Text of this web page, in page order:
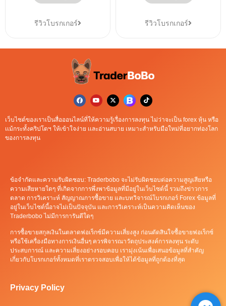
รีวิวโบรกเกอร์ รีวิวโบรกเกอร์
เว็บไซต์ของเราเป็นสื่อออนไลน์ที่ให้ความรู้เรื่องการลงทุน ไม่ว่าจะเป็น forex หุ้น หรือ
เเม้กระทั้งคริปโตฯ ให้เข้าใจง่าย เเละอ่านสบาย เหมาะสำหรับมือใหม่ที่อยากท่องโลก
ของการลงทุน
ข้อจำกัดและความรับผิดชอบ: Traderbobo จะไม่รับผิดชอบต่อความสูญเสียหรือ
ความเสียหายใดๆ ที่เกิดจากการพึ่งพาข้อมูลที่มีอยู่ในเว็บไซต์นี้ รวมถึงข่าวการ
ตลาด การวิเคราะห์ สัญญาณการซื้อขาย และบทวิจารณ์โบรกเกอร์ Forex ข้อมูลที่
อยู่ในเว็บไซต์นี้อาจไม่เป็นปัจจุบัน และการวิเคราะห์เป็นความคิดเห็นของ
Traderbobo ไม่มีการการันตีใดๆ
การซื้อขายสกุลเงินในตลาดฟอเร็กซ์มีความเสี่ยงสูง ก่อนตัดสินใจซื้อขายฟอเร็กซ์
หรือใช้เครื่องมือทางการเงินอื่นๆ ควรพิจารณาวัตถุประสงค์การลงทุน ระดับ
ประสบการณ์ และความเสี่ยงอย่างรอบคอบ เรามุ่งเน้นเพื่อเสนอข้อมูลที่สำคัญ
เกี่ยวกับโบรกเกอร์ทั้งหมดที่เราตรวจสอบเพื่อให้ได้ข้อมูลที่ถูกต้องที่สุด
Privacy Policy